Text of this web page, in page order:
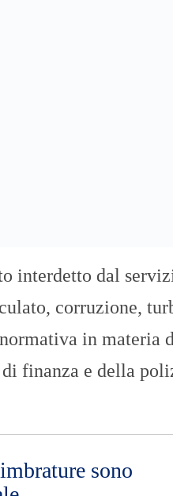
interdetto dal
corruzione,
in materia
finanza e della
sono